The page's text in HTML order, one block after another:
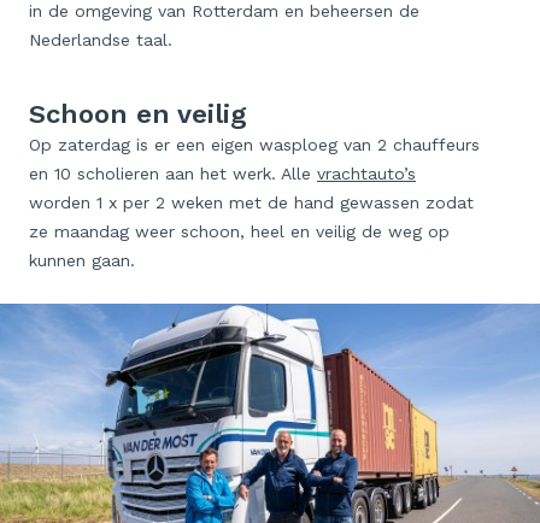
in de omgeving van Rotterdam en beheersen de
Nederlandse taal.
Schoon en veilig
Op zaterdag is er een eigen wasploeg van 2 chauffeurs
en 10 scholieren aan het werk. Alle vrachtauto’s
worden 1 x per 2 weken met de hand gewassen zodat
ze maandag weer schoon, heel en veilig de weg op
kunnen gaan.